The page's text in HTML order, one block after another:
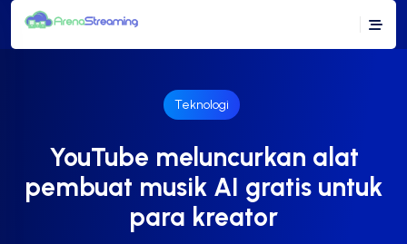
Teknologi
YouTube meluncurkan alat
pembuat musik AI gratis untuk
para kreator